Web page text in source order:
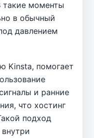
такие моменты
в обычный
давлением
Kinsta, помогает
и ранние
что хостинг
подход